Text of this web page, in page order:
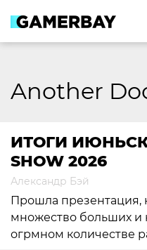
content
Another
ИТОГИ
SHOW 2026
Александр Бэй
Прошла презентация,
множество больших и
огрмном количестве